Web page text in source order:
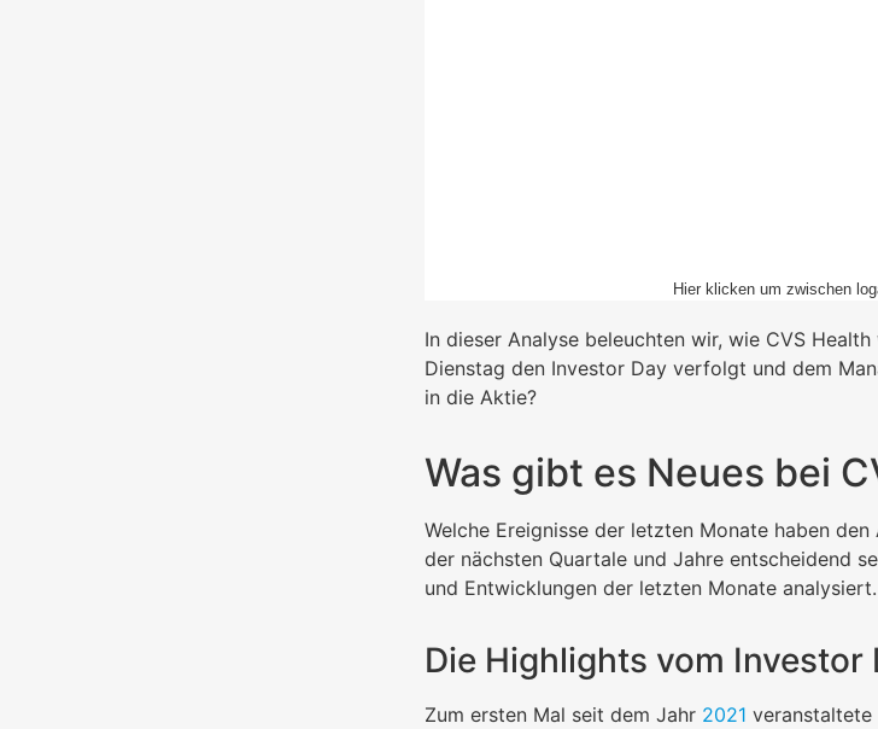
Hier klicken um zwischen
In dieser Analyse beleuchten wir, wie CVS
Dienstag den Investor Day verfolgt und dem
in die Aktie?
Was gibt es Neues bei
Welche Ereignisse der letzten Monate haben
der nächsten Quartale und Jahre entscheidend
und Entwicklungen der letzten Monate analysiert.
Die Highlights vom Investor
Zum ersten Mal seit dem Jahr 2021 veranstaltete